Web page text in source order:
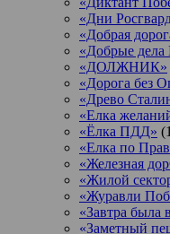
«Дни
«Добрая
«Добрые
«ДОЛЖНИК»
«Дорога без
«Древо
«Елка
«Ёлка ПДД»
«Елка по
«Железная
«Жилой
«Журавли
«Завтра была
«Заметный